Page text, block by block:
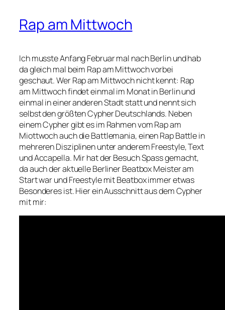
Rap am Mittwoch
Ich musste Anfang Februar mal nach Berlin und hab
da gleich mal beim Rap am Mittwoch vorbei
geschaut. Wer Rap am Mittwoch nicht kennt: Rap
am Mittwoch findet einmal im Monat in Berlin und
einmal in einer anderen Stadt statt und nennt sich
selbst den größten Cypher Deutschlands. Neben
einem Cypher gibt es im Rahmen vom Rap am
Miottwoch auch die Battlemania, einen Rap Battle in
mehreren Disziplinen unter anderem Freestyle, Text
und Accapella. Mir hat der Besuch Spass gemacht,
da auch der aktuelle Berliner Beatbox Meister am
Start war und Freestyle mit Beatbox immer etwas
Besonderes ist. Hier ein Ausschnitt aus dem Cypher
mit mir: